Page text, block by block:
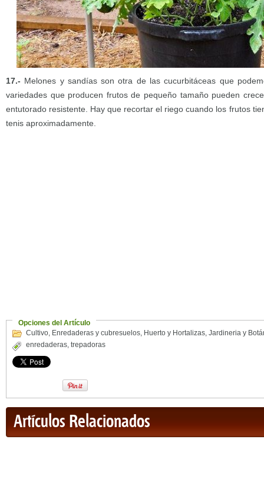
17.- Melones y sandías son otra de las cucurbitáceas que
variedades que producen frutos de pequeño tamaño pueden
entutorado resistente. Hay que recortar el riego cuando los frutos
tenis aproximadamente.
Opciones del Artículo
Cultivo, Enredaderas y cubresuelos, Huerto y Hortalizas, Jardineria y
enredaderas, trepadoras
Artículos Relacionados